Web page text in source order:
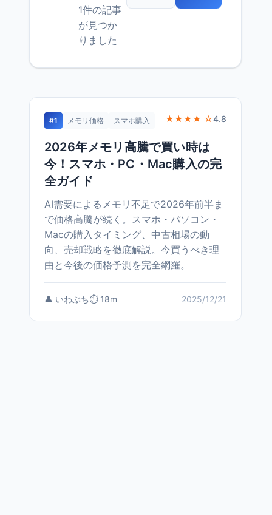
1件の記事
が見つか
りました
#1 メモリ価格 スマホ購入 ★★★★ ☆4.8
2026年メモリ高騰で買い時は
今！スマホ・PC・Mac購入の完
全ガイド
AI需要によるメモリ不足で2026年前半ま
で価格高騰が続く。スマホ・パソコン・
Macの購入タイミング、中古相場の動
向、売却戦略を徹底解説。今買うべき理
由と今後の価格予測を完全網羅。
👤 いわぶち⏱️ 18m 2025/12/21